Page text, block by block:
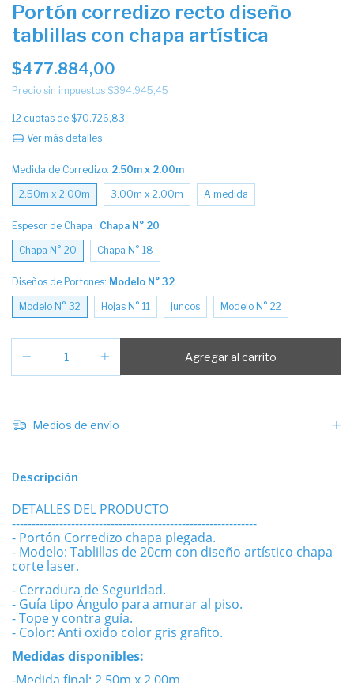
Portón corredizo recto diseño
tablillas con chapa artística
$477.884,00
Precio sin impuestos $394.945,45
12 cuotas de $70.726,83
Ver más detalles
Medida de Corredizo: 2.50m x 2.00m
2.50m x 2.00m 3.00m x 2.00m A medida
Espesor de Chapa : Chapa N° 20
Chapa N° 20 Chapa N° 18
Diseños de Portones: Modelo N° 32
Modelo N° 32 Hojas N° 11 juncos Modelo N° 22
Medios de envío
Descripción
DETALLES DEL PRODUCTO
--------------------------------------------------------------
- Portón Corredizo chapa plegada.
- Modelo: Tablillas de 20cm con diseño artístico chapa
corte laser.
- Cerradura de Seguridad.
- Guía tipo Ángulo para amurar al piso.
- Tope y contra guía.
- Color: Anti oxido color gris grafito.
Medidas disponibles: